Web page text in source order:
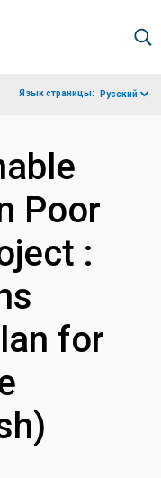
Язык страницы: Русский
Poor
:
for